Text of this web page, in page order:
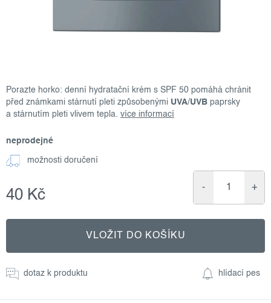
Porazte horko: denní hydratační krém s SPF 50 pomáhá chránit
před známkami stárnutí pleti způsobenými UVA/UVB paprsky
a stárnutím pleti vlivem tepla.
více informací
neprodejné
možnosti doručení
40 Kč
cena:
VLOŽIT DO KOŠÍKU
dotaz k produktu hlídací pes